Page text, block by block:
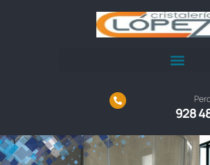
928